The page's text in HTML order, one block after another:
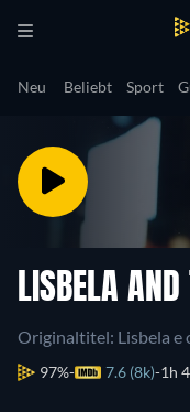
Neu Beliebt Sport
LISBELA AND
Originaltitel: Lisbela e
97% 7.6 (8k) 1h